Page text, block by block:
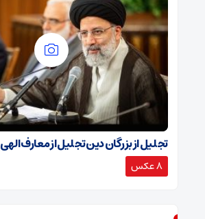
تجلیل از بزرگان دین تجلیل از معارف الهی
8 عکس